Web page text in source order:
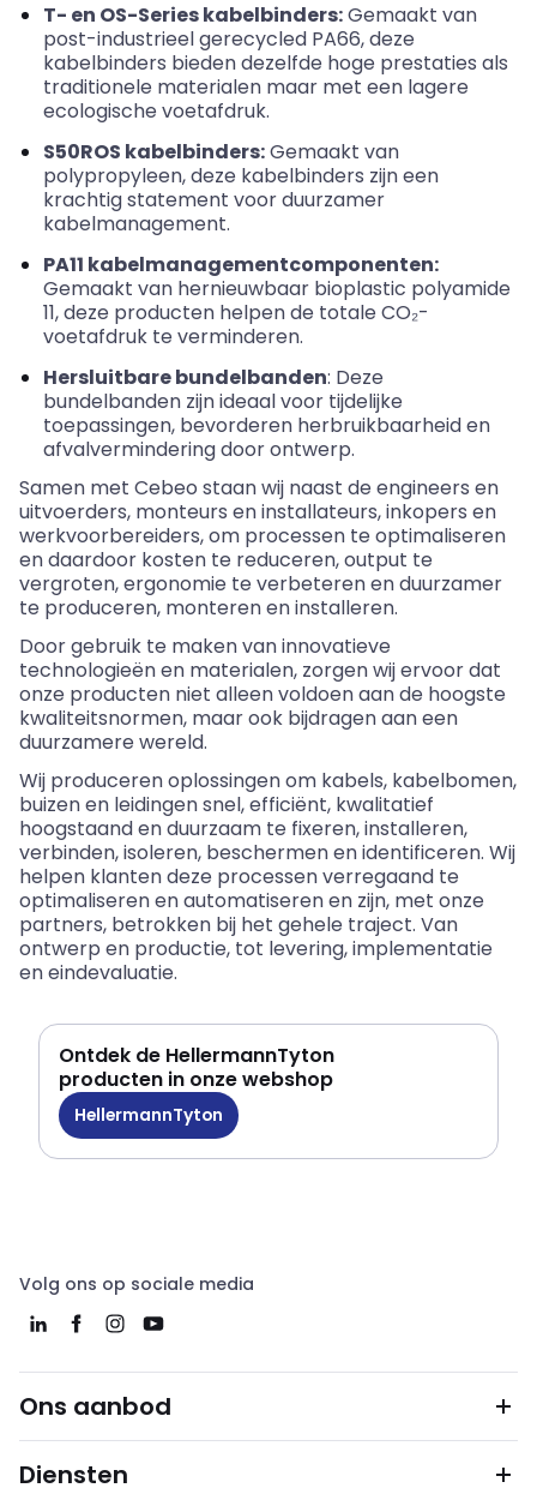
T- en OS-Series kabelbinders:Gemaakt van
post-industrieelgerecycled PA66, deze
kabelbinders bieden dezelfde hoge prestaties als
traditionele materialen maar met een lagere
ecologische voetafdruk.
S50ROS kabelbinders:Gemaakt van
polypropyleen, deze kabelbinders zijn een
krachtig statement voor duurzamer
kabelmanagement.
PA11 kabelmanagementcomponenten:
Gemaakt van hernieuwbaar bioplastic polyamide
11, deze producten helpen de totale CO₂-
voetafdruk te verminderen.
Hersluitbarebundelbanden: Deze
bundelbanden zijn ideaal voor tijdelijke
toepassingen, bevorderen herbruikbaarheid en
afvalvermindering door ontwerp.
Samen met Cebeo staan wij naast de engineers en
uitvoerders, monteurs en installateurs, inkopers en
werkvoorbereiders, om processen te optimaliseren
en daardoor kosten te reduceren, output te
vergroten, ergonomie te verbeteren en duurzamer
te produceren, monteren en installeren.
Door gebruik te maken van innovatieve
technologieën en materialen, zorgen wij ervoor dat
onze producten niet alleen voldoen aan de hoogste
kwaliteitsnormen, maar ook bijdragen aan een
duurzamere wereld.
Wij produceren oplossingen om kabels, kabelbomen,
buizen en leidingen snel, efficiënt, kwalitatief
hoogstaand en duurzaam te fixeren, installeren,
verbinden, isoleren, beschermen en identificeren. Wij
helpen klanten deze processen verregaand te
optimaliseren en automatiseren en zijn, met onze
partners, betrokken bij het gehele traject. Van
ontwerp en productie, tot levering, implementatie
en eindevaluatie.
Ontdek de HellermannTyton
producten in onze webshop
HellermannTyton
Volg ons op sociale media
Ons aanbod
Diensten